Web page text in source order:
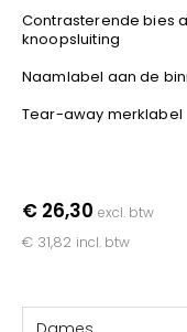
Safety
Shugon
Sioen
Contrasterende bies
knoopsluiting
Naamlabel aan de
Tear-away merklabel
€ 26,30 excl. btw
€ 31,82 incl. btw